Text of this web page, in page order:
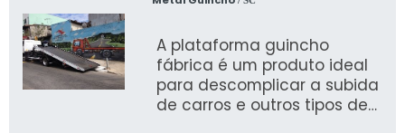
A plataforma guincho
fábrica é um produto ideal
para descomplicar a subida
de carros e outros tipos de